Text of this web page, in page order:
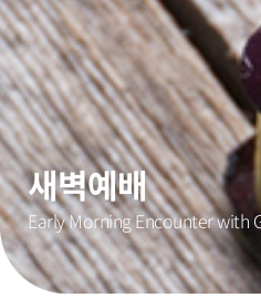
새벽예배
Early Morning Encounter with